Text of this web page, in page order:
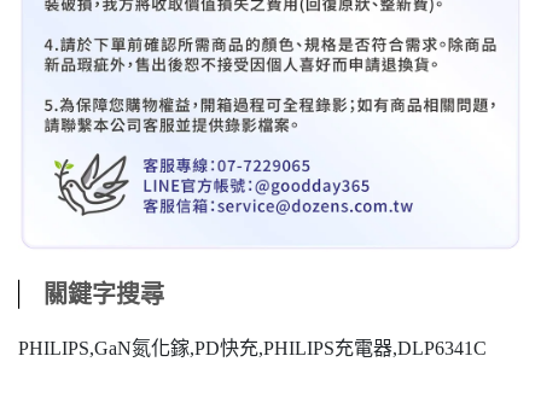
關鍵字搜尋
PHILIPS,GaN氮化鎵,PD快充,PHILIPS充電器,DLP6341C